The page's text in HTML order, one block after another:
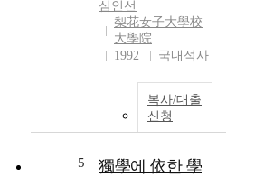
심인선
梨花女子大學校
大學院
1992
국내석사
복사/대출
신청
5 獨學에 依한 學